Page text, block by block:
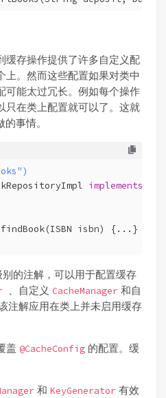
缓存操作提供了许多自定义配
上。然而这些配置如果对类中
可能太过冗长。例如每个操作
只在类上配置就可以了。这就
事情。
implements
findBook(ISBN isbn)
{...}
的注解，可以用于配置缓存
、自定义 CacheManager 和自
注解应用在类上并未启用缓存
盖 @CacheConfig 的配置。缓
和 KeyGenerator有效